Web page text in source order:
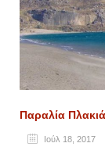
Παραλία
Ιούλ 18, 2017